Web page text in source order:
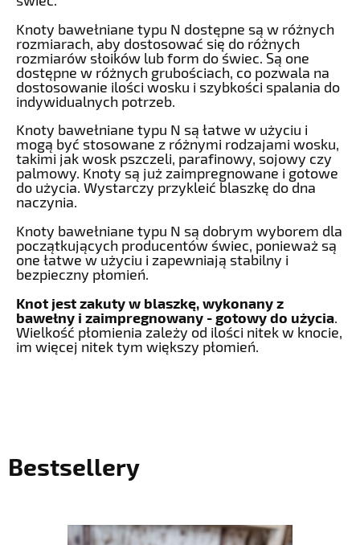
Knoty bawełniane typu N dostępne są w różnych
rozmiarach, aby dostosować się do różnych
rozmiarów słoików lub form do świec. Są one
dostępne w różnych grubościach, co pozwala na
dostosowanie ilości wosku i szybkości spalania do
indywidualnych potrzeb.
Knoty bawełniane typu N są łatwe w użyciu i
mogą być stosowane z różnymi rodzajami wosku,
takimi jak wosk pszczeli, parafinowy, sojowy czy
palmowy. Knoty są już zaimpregnowane i gotowe
do użycia. Wystarczy przykleić blaszkę do dna
naczynia.
Knoty bawełniane typu N są dobrym wyborem dla
początkujących producentów świec, ponieważ są
one łatwe w użyciu i zapewniają stabilny i
bezpieczny płomień.
Knot jest zakuty w blaszkę, wykonany z
bawełny i zaimpregnowany - gotowy do użycia.
Wielkość płomienia zależy od ilości nitek w knocie,
im więcej nitek tym większy płomień.
Bestsellery